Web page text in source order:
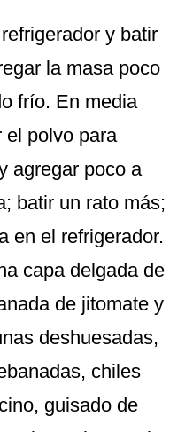
y batir
la masa poco
frío. En media
el polvo para
agregar poco a
batir un rato más;
en el refrigerador.
capa delgada de
de jitomate y
deshuesadas,
chiles
guisado de